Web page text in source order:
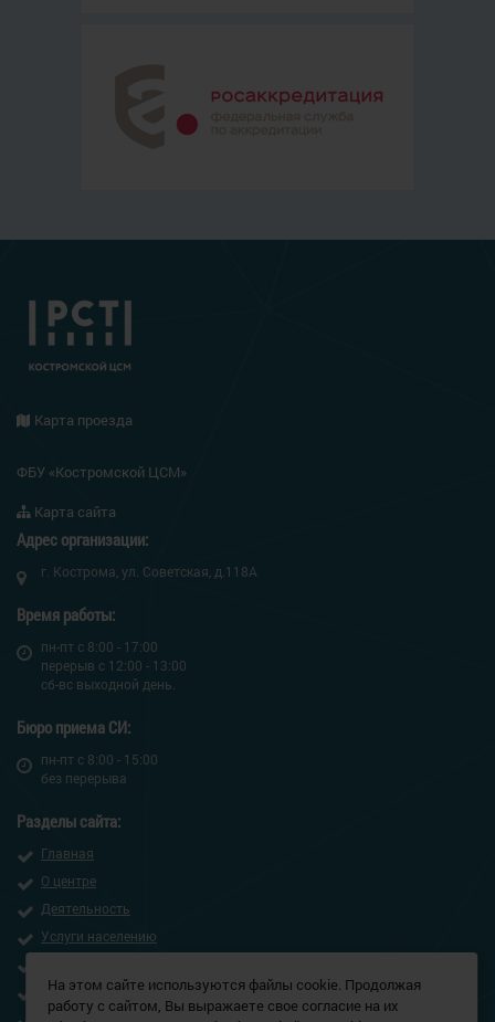
Карта проезда
ФБУ «Костромской ЦСМ»
Карта сайта
Адрес организации:
г. Кострома, ул. Советская, д.118А
Время работы:
пн-пт c 8:00 - 17:00
перерыв с 12:00 - 13:00
сб-вс выходной день.
Бюро приема СИ:
пн-пт c 8:00 - 15:00
без перерыва
Разделы сайта:
Главная
О центре
Деятельность
Услуги населению
Пресс-центр
Контакты
На этом сайте используются файлы cookie. Продолжая
работу с сайтом, Вы выражаете свое согласие на их